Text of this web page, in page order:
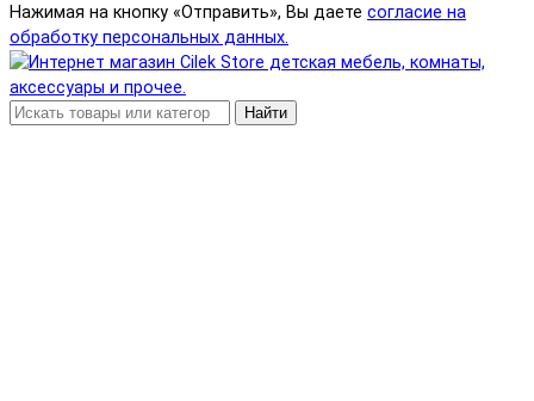
Нажимая на кнопку «Отправить», Вы даете согласие на
обработку персональных данных.
Найти